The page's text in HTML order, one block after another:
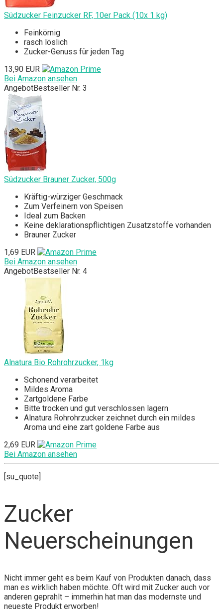
Südzucker Feinzucker RF, 10er Pack (10x 1 kg)
Feinkörnig
rasch löslich
Zucker-Genuss für jeden Tag
13,90 EUR
Bei Amazon ansehen
AngebotBestseller Nr. 3
Südzucker Brauner Zucker, 500g
Kräftig-würziger Geschmack
Zum Verfeinern von Speisen
Ideal zum Backen
‎Keine deklarationspflichtigen Zusatzstoffe vorhanden
Brauner Zucker
1,69 EUR
Bei Amazon ansehen
AngebotBestseller Nr. 4
Alnatura Bio Rohrohrzucker, 1kg
Schonend verarbeitet
Mildes Aroma
Zartgoldene Farbe
‎Bitte trocken und gut verschlossen lagern
Alnatura Rohrohrzucker zeichnet durch ein mildes
Aroma und eine zart goldene Farbe aus
2,69 EUR
Bei Amazon ansehen
[su_quote]
Zucker
Neuerscheinungen
Nicht immer geht es beim Kauf von Produkten danach, dass
man es wirklich haben möchte. Oft wird mit Zucker auch vor
anderen geprahlt – immerhin hat man das modernste und
neueste Produkt erworben!